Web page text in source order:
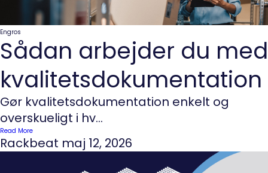
Engros
Sådan arbejder du med
kvalitetsdokumentation
Gør kvalitetsdokumentation enkelt og
overskueligt i hv...
Read More
Rackbeat maj 12, 2026